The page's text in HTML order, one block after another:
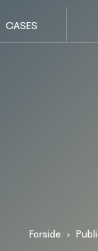
CASES
Forside